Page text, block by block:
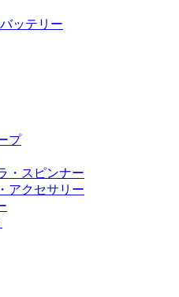
バッテリー
プ
・スピンナー
アクセサリー